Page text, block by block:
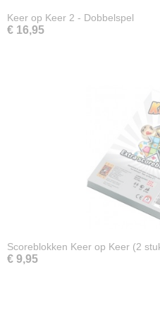
Keer op Keer 2 - Dobbelspel
€ 16,95
Scoreblokken Keer op Keer (2
€ 9,95